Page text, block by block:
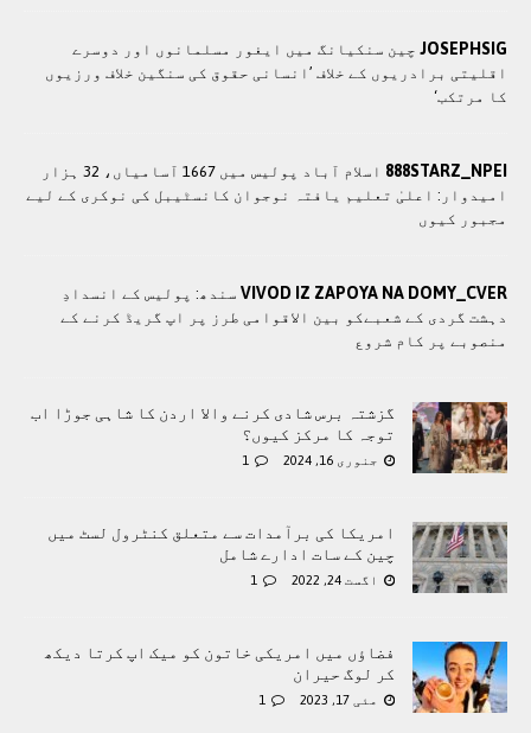
JOSEPHSIG چین سنکیانگ میں ایغور مسلمانوں اور دوسرے
اقلیتی برادريوں کے خلاف ’انسانی حقوق کی سنگین خلاف ورزیوں
کا مرتکب‘
888STARZ_NPEI
اسلام آباد پولیس میں 1667 آسامیاں، 32 ہزار
امیدوار: اعلیٰ تعلیم یافتہ نوجوان کانسٹیبل کی نوکری کے لیے
مجبور کیوں
VIVOD IZ ZAPOYA NA DOMY_CVER سندھ: پوليس کے انسدادِ
دہشت گردی کے شعبےکو بین الاقوامی طرز پر اپ گریڈ کرنے کے
منصوبے پر کام شروع
گزشتہ برس شادی کرنے والا اردن کا شاہی جوڑا اب
توجہ کا مرکز کیوں؟
جنوری 16, 2024 1
امریکا کی برآمدات سے متعلق کنٹرول لسٹ میں
چین کے سات ادارے شامل
اگست 24, 2022 1
فضاؤں میں امریکی خاتون کو میک اپ کرتا دیکھ
کر لوگ حیران
مئی 17, 2023 1